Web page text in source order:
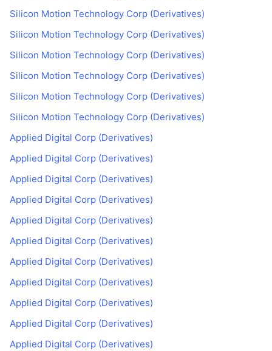
Silicon Motion Technology Corp (Derivatives)
Silicon Motion Technology Corp (Derivatives)
Silicon Motion Technology Corp (Derivatives)
Silicon Motion Technology Corp (Derivatives)
Silicon Motion Technology Corp (Derivatives)
Silicon Motion Technology Corp (Derivatives)
Applied Digital Corp (Derivatives)
Applied Digital Corp (Derivatives)
Applied Digital Corp (Derivatives)
Applied Digital Corp (Derivatives)
Applied Digital Corp (Derivatives)
Applied Digital Corp (Derivatives)
Applied Digital Corp (Derivatives)
Applied Digital Corp (Derivatives)
Applied Digital Corp (Derivatives)
Applied Digital Corp (Derivatives)
Applied Digital Corp (Derivatives)